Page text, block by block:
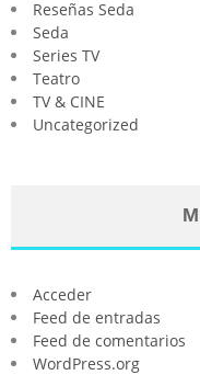
Reseñas Seda
Seda
Series TV
Teatro
TV & CINE
Uncategorized
Acceder
Feed de entradas
Feed de comentarios
WordPress.org